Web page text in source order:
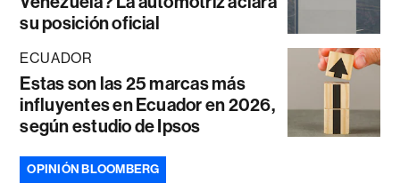
su posición oficial
ECUADOR
Estas son las 25 marcas más
influyentes en Ecuador en 2026,
según estudio de Ipsos
OPINIÓN BLOOMBERG